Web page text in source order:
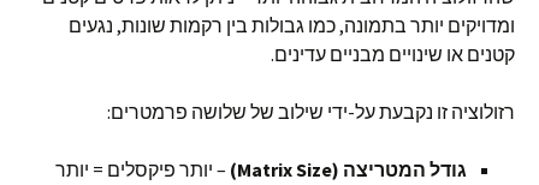
ומדויקים יותר בתמונה, כמו גבולות בין רקמות שונות, נגעים
קטנים או שינויים מבניים עדינים.
רזולוציה זו נקבעת על-ידי שילוב של שלושה פרמטרים:
גודל המטריצה (Matrix Size)
– יותר פיקסלים = יותר